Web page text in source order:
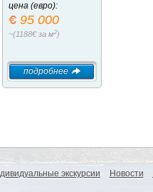
цена (евро):
95 000
~(1188€ за м2)
подробнее
экскурсии Новости